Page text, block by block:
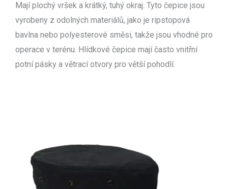
Mají plochý vršek a krátký, tuhý okraj. Tyto čepice jsou
vyrobeny z odolných materiálů, jako je ripstopová
bavlna nebo polyesterové směsi, takže jsou vhodné pro
operace v terénu. Hlídkové čepice mají často vnitřní
potní pásky a větrací otvory pro větší pohodlí.